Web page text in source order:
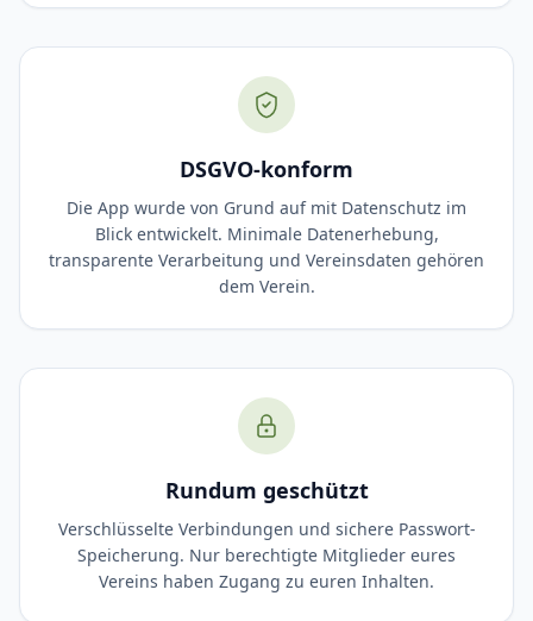
DSGVO-konform
Die App wurde von Grund auf mit Datenschutz im
Blick entwickelt. Minimale Datenerhebung,
transparente Verarbeitung und Vereinsdaten gehören
dem Verein.
Rundum geschützt
Verschlüsselte Verbindungen und sichere Passwort-
Speicherung. Nur berechtigte Mitglieder eures
Vereins haben Zugang zu euren Inhalten.